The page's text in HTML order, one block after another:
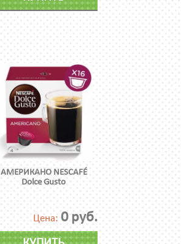
АМЕРИКАНО NESCAFÉ
Dolce Gusto
Цена: 0 руб.